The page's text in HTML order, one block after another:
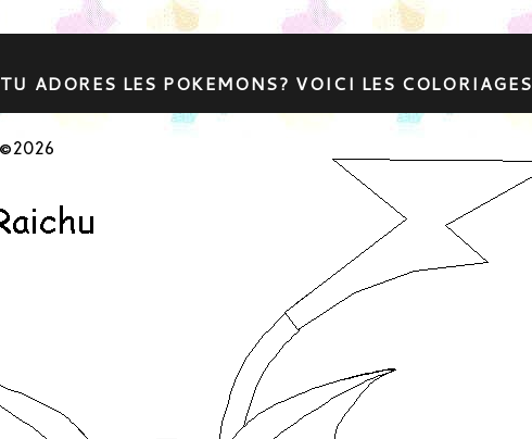
TU ADORES LES POKEMONS? VOICI LES COLORIAGES